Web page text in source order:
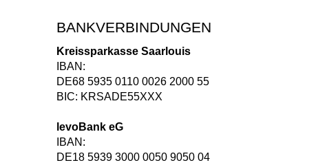
BANKVERBINDUNGEN
Kreissparkasse Saarlouis
IBAN:
DE68 5935 0110 0026 2000 55
BIC: KRSADE55XXX
levoBank eG
IBAN:
DE18 5939 3000 0050 9050 04